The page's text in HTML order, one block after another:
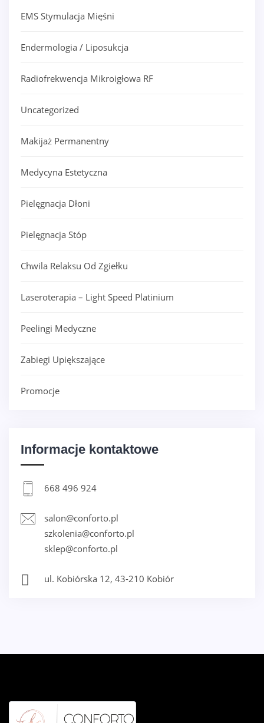
EMS Stymulacja Mięśni
Endermologia / Liposukcja
Radiofrekwencja Mikroigłowa RF
Uncategorized
Makijaż Permanentny
Medycyna Estetyczna
Pielęgnacja Dłoni
Pielęgnacja Stóp
Chwila Relaksu Od Zgiełku
Laseroterapia – Light Speed Platinium
Peelingi Medyczne
Zabiegi Upiększające
Promocje
Informacje kontaktowe
668 496 924
salon@conforto.pl
szkolenia@conforto.pl
sklep@conforto.pl
ul. Kobiórska 12, 43-210 Kobiór